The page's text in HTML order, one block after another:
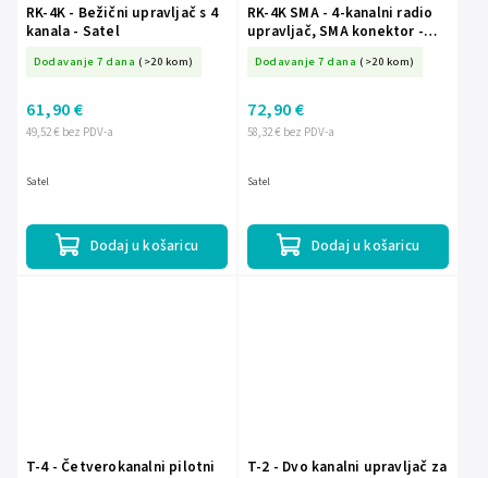
RK-4K - Bežični upravljač s 4
kanala - Satel
Dodavanje 7 dana (>20 kom)
49,52 € bez PDV-a
61,90 €
Dodaj u košaricu
Satel
RK-4K SMA - 4-kanalni radio
upravljač, SMA konektor -
Dodavanje 7 dana (>20 kom)
58,32 € bez PDV-a
72,90 €
Dodaj u košaricu
Satel
T-4 - Četverokanalni pilotni
T-2 - Dvo kanalni upravljač za